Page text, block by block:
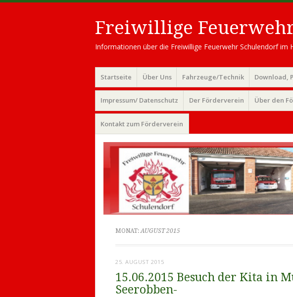
Freiwillige
Informationen über die Freiwillige Feuerwehr Schulendorf im
Menü
Zum
Inhalt
springen
Startseite Über Uns Fahrzeuge/Technik Download,
Impressum/ Datenschutz Der Förderverein Über den
Kontakt zum Förderverein
MONAT:AUGUST 2015
25. AUGUST 2015
15.06.2015 Besuch der Kita in
Seerobben-